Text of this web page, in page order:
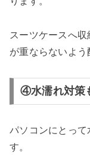
スーツケースへ
が重ならないよう
④水濡れ対策
パソコンにとっ
す。